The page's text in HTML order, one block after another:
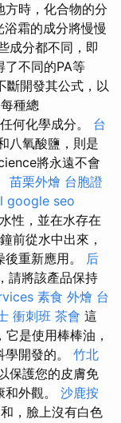
方時，化合物的分
浴霜的成分將慢慢
成分都不同，即
了不同的PA等
開發其公式，以
種總
何化學成分。 台
八氧酸鹽，則是
將永遠不會
苗栗外燴 台胞證
google seo
性，並在水存在
前從水中出來，
重新應用。 后
請將該產品保持
素食 外燴 台
衝刺班 茶會 這
是使用棒棒油，
開發的。 竹北
保護您的皮膚免
外觀。 沙鹿按
，臉上沒有白色